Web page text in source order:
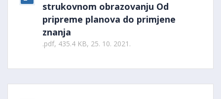
strukovnom obrazovanju Od
pripreme planova do primjene
znanja
.pdf, 435.4 KB, 25. 10. 2021.